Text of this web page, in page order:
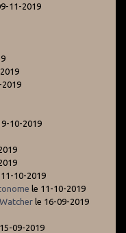
11-2019
2019
10-2019
10-2019
le 11-10-2019
le 16-09-2019
09-2019